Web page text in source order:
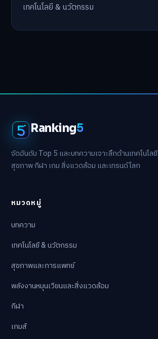
เทคโนโลยี & นวัตกรรม
Ranking5
จัดอันดับ Top 5 และบทความเจาะลึกด้านเทคโนโลยี
สุขภาพ กีฬา เกม สิ่งแวดล้อม และเทรนด์โลก
หมวดหมู่
บทความ
เทคโนโลยี & นวัตกรรม
สุขภาพและการแพทย์
พลังงานหมุนเวียนและสิ่งแวดล้อม
กีฬา
เกมส์